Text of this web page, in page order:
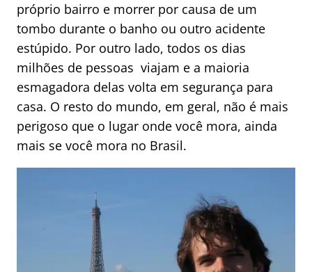
próprio bairro e morrer por causa de um
tombo durante o banho ou outro acidente
estúpido. Por outro lado, todos os dias
milhões de pessoas viajam e a maioria
esmagadora delas volta em segurança para
casa. O resto do mundo, em geral, não é mais
perigoso que o lugar onde você mora, ainda
mais se você mora no Brasil.